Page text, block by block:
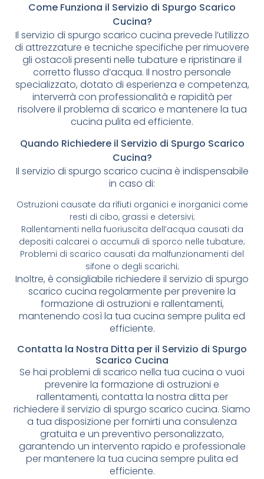
Come Funziona il Servizio di Spurgo Scarico
Cucina?
Il servizio di spurgo scarico cucina prevede l’utilizzo
di attrezzature e tecniche specifiche per rimuovere
gli ostacoli presenti nelle tubature e ripristinare il
corretto flusso d’acqua. Il nostro personale
specializzato, dotato di esperienza e competenza,
interverrà con professionalità e rapidità per
risolvere il problema di scarico e mantenere la tua
cucina pulita ed efficiente.
Quando Richiedere il Servizio di Spurgo Scarico
Cucina?
Il servizio di spurgo scarico cucina è indispensabile
in caso di:
Ostruzioni causate da rifiuti organici e inorganici come
resti di cibo, grassi e detersivi;
Rallentamenti nella fuoriuscita dell’acqua causati da
depositi calcarei o accumuli di sporco nelle tubature;
Problemi di scarico causati da malfunzionamenti del
sifone o degli scarichi;
Inoltre, è consigliabile richiedere il servizio di spurgo
scarico cucina regolarmente per prevenire la
formazione di ostruzioni e rallentamenti,
mantenendo così la tua cucina sempre pulita ed
efficiente.
Contatta la Nostra Ditta per il Servizio di Spurgo
Scarico Cucina
Se hai problemi di scarico nella tua cucina o vuoi
prevenire la formazione di ostruzioni e
rallentamenti, contatta la nostra ditta per
richiedere il servizio di spurgo scarico cucina. Siamo
a tua disposizione per fornirti una consulenza
gratuita e un preventivo personalizzato,
garantendo un intervento rapido e professionale
per mantenere la tua cucina sempre pulita ed
efficiente.